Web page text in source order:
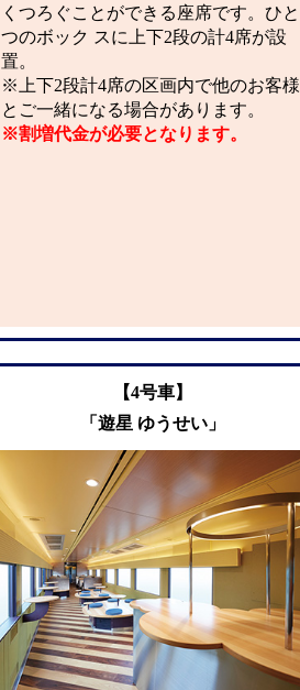
くつろぐことができる座席です。ひと
つのボック スに上下2段の計4席が設
置。
※上下2段計4席の区画内で他のお客様
とご一緒になる場合があります。
※割増代金が必要となります。
【4号車】
「遊星 ゆうせい」